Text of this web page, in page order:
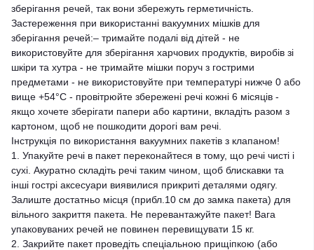
зберігання речей, так вони збережуть герметичність.
Застереження при використанні вакуумних мішків для
зберігання речей:– тримайте подалі від дітей - не
використовуйте для зберігання харчових продуктів, виробів зі
шкіри та хутра - не тримайте мішки поруч з гострими
предметами - не використовуйте при температурі нижче 0 або
вище +54°C - провітрюйте збережені речі кожні 6 місяців -
якщо хочете зберігати папери або картини, вкладіть разом з
картоном, щоб не пошкодити дорогі вам речі.
Інструкція по використання вакуумних пакетів з клапаном!
1. Упакуйте речі в пакет переконайтеся в тому, що речі чисті і
сухі. Акуратно складіть речі таким чином, щоб блискавки та
інші гострі аксесуари виявилися прикриті деталями одягу.
Залиште достатньо місця (прибл.10 см до замка пакета) для
вільного закриття пакета. Не перевантажуйте пакет! Вага
упаковуваних речей не повинен перевищувати 15 кг.
2. Закрийте пакет проведіть спеціальною прищіпкою (або